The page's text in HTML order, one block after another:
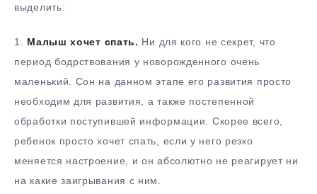
выделить:
1. Малыш хочет спать. Ни для кого не секрет, что
период бодрствования у новорожденного очень
маленький. Сон на данном этапе его развития просто
необходим для развития, а также постепенной
обработки поступившей информации. Скорее всего,
ребенок просто хочет спать, если у него резко
меняется настроение, и он абсолютно не реагирует ни
на какие заигрывания с ним.